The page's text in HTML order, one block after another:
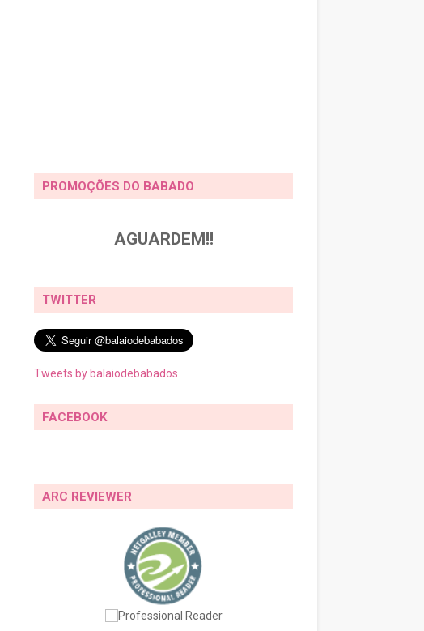
PROMOÇÕES DO BABADO
AGUARDEM!!
TWITTER
Tweets by balaiodebabados
FACEBOOK
ARC REVIEWER